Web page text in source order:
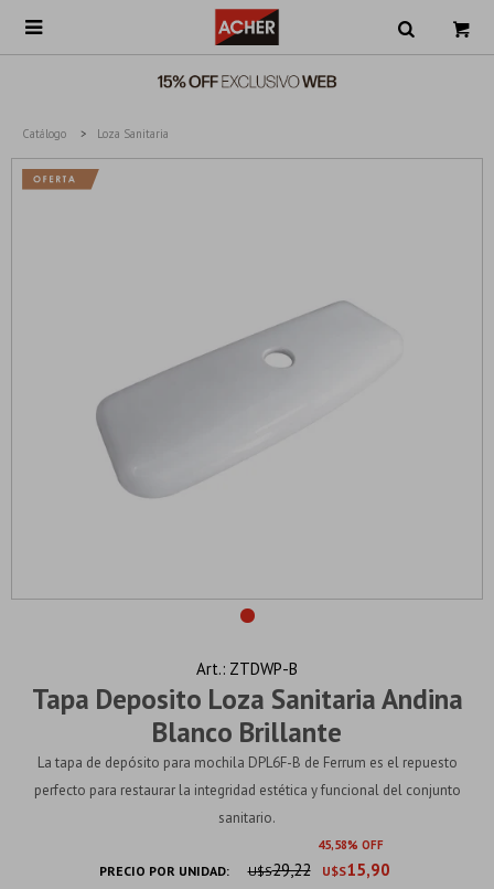

Catálogo Loza Sanitaria
Tapa Deposito Loza Sanitaria Andina
Blanco Brillante
ZTDWP-B
La tapa de depósito para mochila DPL6F-B de Ferrum es el repuesto
perfecto para restaurar la integridad estética y funcional del conjunto
sanitario.
45 58
PRECIO POR UNIDAD: U$S15,90
U$S29,22